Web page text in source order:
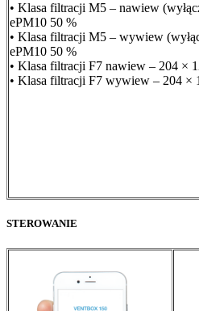
• Klasa filtracji M5 – nawiew
ePM10 50 %
• Klasa filtracji M5 – wywiew
ePM10 50 %
• Klasa filtracji F7 nawiew – 204 ×
• Klasa filtracji F7 wywiew – 204 ×
STEROWANIE